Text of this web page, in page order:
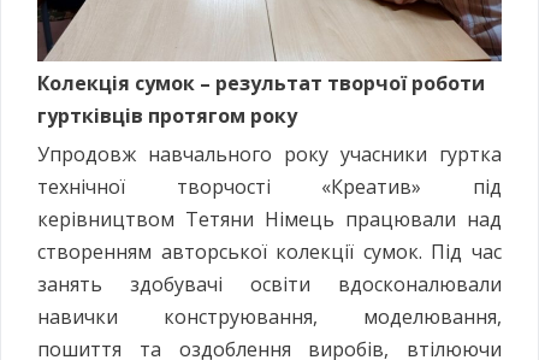
Колекція сумок – результат творчої роботи
гуртківців протягом року
Упродовж навчального року учасники гуртка
технічної творчості «Креатив» під
керівництвом Тетяни Німець працювали над
створенням авторської колекції сумок. Під час
занять здобувачі освіти вдосконалювали
навички конструювання, моделювання,
пошиття та оздоблення виробів, втілюючи